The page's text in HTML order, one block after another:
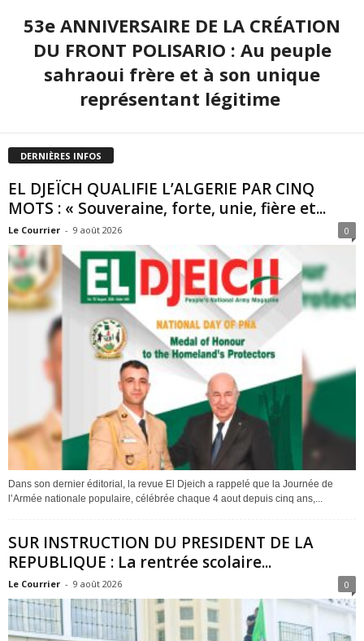
53e ANNIVERSAIRE DE LA CRÉATION
DU FRONT POLISARIO : Au peuple
sahraoui frère et à son unique
représentant légitime
DERNIÈRES INFOS
EL DJEÏCH QUALIFIE L’ALGERIE PAR CINQ
MOTS : « Souveraine, forte, unie, fière et...
Le Courrier - 9 août 2026 0
Dans son dernier éditorial, la revue El Djeich a rappelé que la Journée de
l’Armée nationale populaire, célébrée chaque 4 aout depuis cinq ans,...
SUR INSTRUCTION DU PRESIDENT DE LA
REPUBLIQUE : La rentrée scolaire...
Le Courrier - 9 août 2026 0